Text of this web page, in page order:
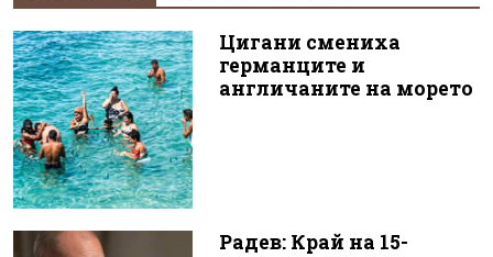
Цигани смениха
германците и
англичаните на морето
Радев: Край на 15-